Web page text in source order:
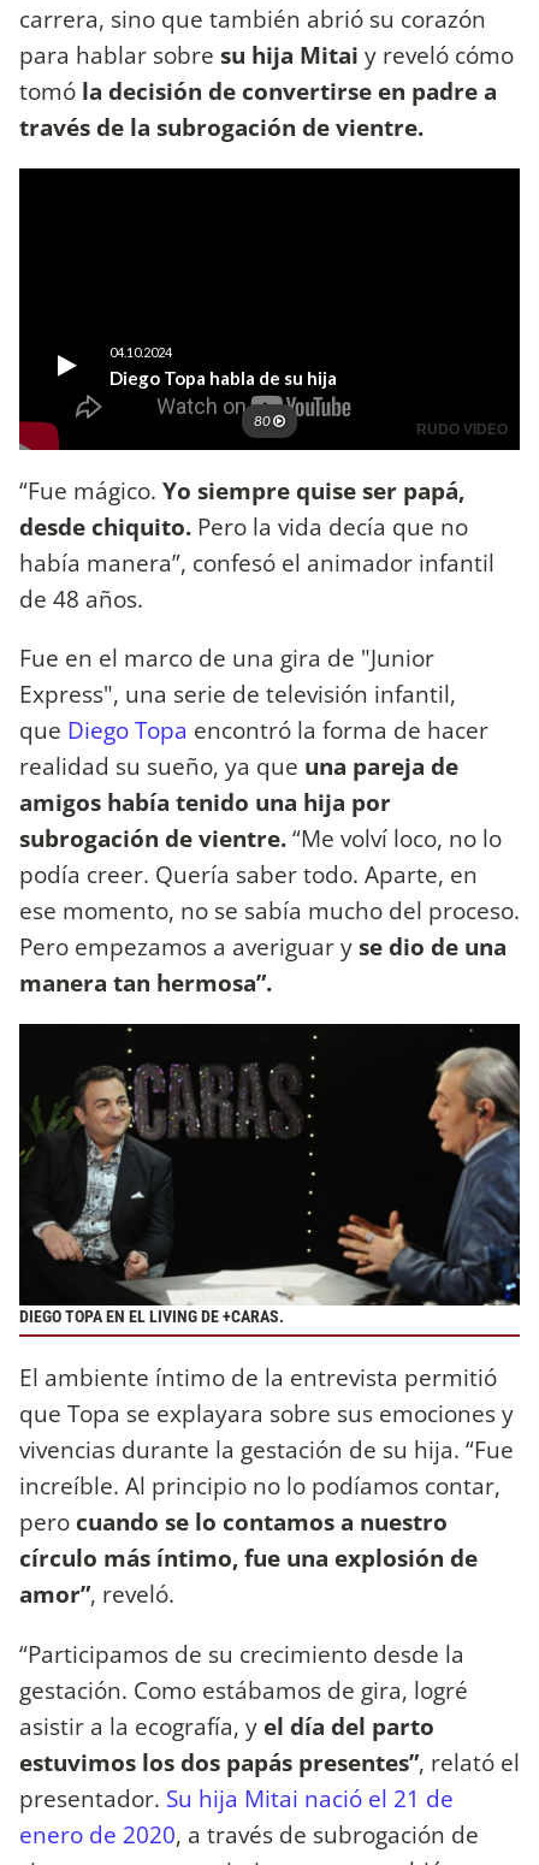
carrera, sino que también abrió su corazón
para hablar sobre su hija Mitai y reveló cómo
tomó la decisión de convertirse en padre a
través de la subrogación de vientre.
“Fue mágico. Yo siempre quise ser papá,
desde chiquito. Pero la vida decía que no
había manera”, confesó el animador infantil
de 48 años.
Fue en el marco de una gira de "Junior
Express", una serie de televisión infantil,
que Diego Topa encontró la forma de hacer
realidad su sueño, ya que una pareja de
amigos había tenido una hija por
subrogación de vientre.“Me volví loco, no lo
podía creer. Quería saber todo. Aparte, en
ese momento, no se sabía mucho del proceso.
Pero empezamos a averiguar yse dio de una
manera tan hermosa”.
DIEGO TOPA EN EL LIVING DE +CARAS.
El ambiente íntimo de la entrevista permitió
que Topa se explayara sobre sus emociones y
vivencias durante la gestación de su hija. “Fue
increíble. Al principio no lo podíamos contar,
pero cuando se lo contamos a nuestro
círculo más íntimo, fue una explosión de
amor”, reveló.
“Participamos de su crecimiento desde la
gestación. Como estábamos de gira, logré
asistir a la ecografía, y el día del parto
estuvimos los dos papás presentes”, relató el
presentador. Su hija Mitai nació el 21 de
enero de 2020, a través de subrogación de